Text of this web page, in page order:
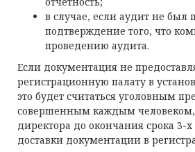
в случае, если аудит не был
подтверждение того, что
проведению аудита.
Если документация не
регистрационную палату в
это будет считаться уголовным
совершенным каждым
директора до окончания срока 3-
доставки документации в